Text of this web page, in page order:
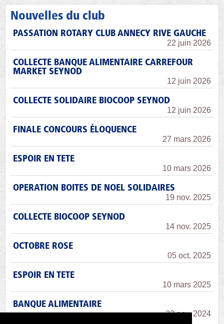
Nouvelles du club
PASSATION ROTARY CLUB ANNECY RIVE GAUCHE
22 juin 2026
COLLECTE BANQUE ALIMENTAIRE CARREFOUR
MARKET SEYNOD
12 juin 2026
COLLECTE SOLIDAIRE BIOCOOP SEYNOD
12 juin 2026
FINALE CONCOURS ÉLOQUENCE
27 mars 2026
ESPOIR EN TETE
10 mars 2026
OPERATION BOITES DE NOEL SOLIDAIRES
19 nov. 2025
COLLECTE BIOCOOP SEYNOD
14 nov. 2025
OCTOBRE ROSE
05 oct. 2025
ESPOIR EN TETE
10 mars 2025
BANQUE ALIMENTAIRE
22 nov. 2024